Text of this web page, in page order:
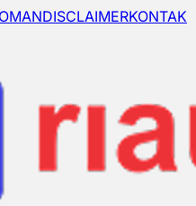
DISCLAIMERKONTAK